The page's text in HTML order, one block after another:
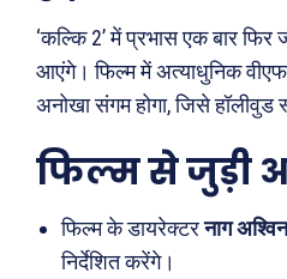
‘कल्कि 2’ में प्रभास एक बार
आएंगे। फिल्म में अत्याधुनिक
अनोखा संगम होगा, जिसे हॉलीवुड
फिल्म से जुड़ी
फिल्म के डायरेक्टरनाग अश्विन
निर्देशित करेंगे।